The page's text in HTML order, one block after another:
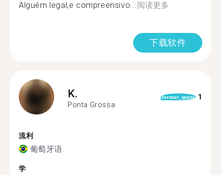
Alguém legal,e compreensivo...阅读更多
下载软件
K.
Ponta Grossa
format_quote 1
流利
葡萄牙语
学